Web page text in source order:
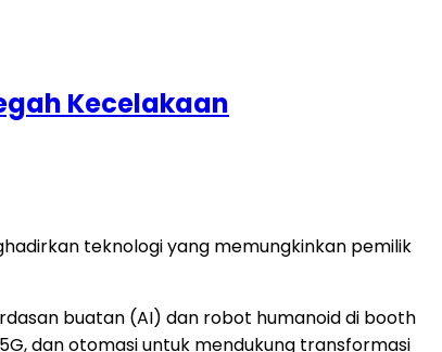
Kecelakaan
teknologi yang memungkinkan pemilik